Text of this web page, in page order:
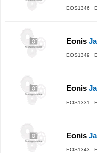
EOS1346
Eonis
EOS1349
Eonis
EOS1331
Eonis
EOS1343